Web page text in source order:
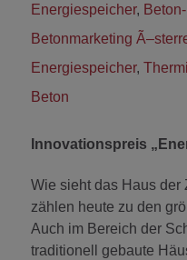
Energiespeicher,
Betonmarketing
Energiespeicher,
Beton
Innovationspreis
Wie sieht das Haus der
zählen heute zu den
Auch im Bereich der
traditionell gebaute